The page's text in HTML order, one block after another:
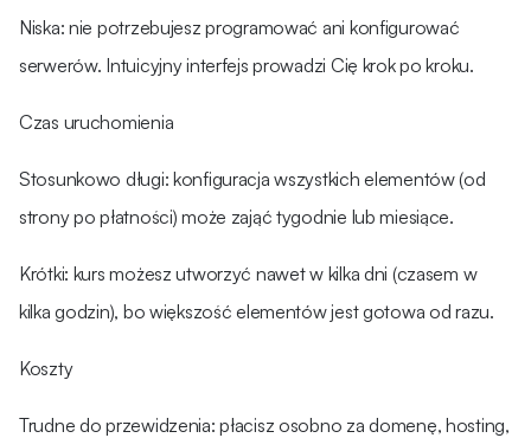
Niska: nie potrzebujesz programować ani konfigurować
serwerów. Intuicyjny interfejs prowadzi Cię krok po kroku.
Czas uruchomienia
Stosunkowo długi: konfiguracja wszystkich elementów (od
strony po płatności) może zająć tygodnie lub miesiące.
Krótki: kurs możesz utworzyć nawet w kilka dni (czasem w
kilka godzin), bo większość elementów jest gotowa od razu.
Koszty
Trudne do przewidzenia: płacisz osobno za domenę, hosting,